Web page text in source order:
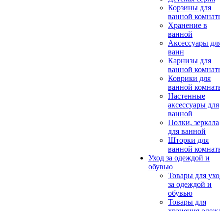
Корзины для
ванной
Хранение в
ванной
Аксессуары
ванн
Карнизы для
ванной
Коврики для
ванной
Настенные
аксессуары для
ванной
Полки, зеркала
для ванной
Шторки для
ванной
Уход за одеждой и
обувью
Товары для
за одеждой и
обувью
Товары для